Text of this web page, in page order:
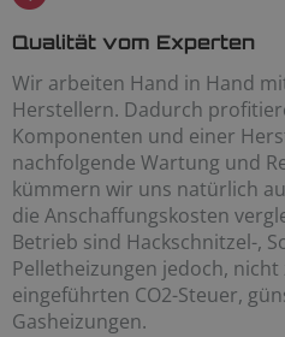
Qualität vom Experten
Wir arbeiten Hand in Hand
Herstellern. Dadurch
Komponenten und einer
nachfolgende Wartung und
kümmern wir uns natürlich
die Anschaffungskosten
Betrieb sind Hackschnitzel-,
Pelletheizungen jedoch, nicht
eingeführten CO2-Steuer,
Gasheizungen.